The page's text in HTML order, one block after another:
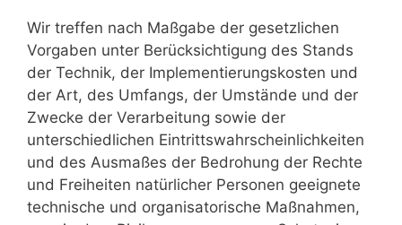
Wir treffen nach Maßgabe der gesetzlichen
Vorgaben unter Berücksichtigung des Stands
der Technik, der Implementierungskosten und
der Art, des Umfangs, der Umstände und der
Zwecke der Verarbeitung sowie der
unterschiedlichen Eintrittswahrscheinlichkeiten
und des Ausmaßes der Bedrohung der Rechte
und Freiheiten natürlicher Personen geeignete
technische und organisatorische Maßnahmen,